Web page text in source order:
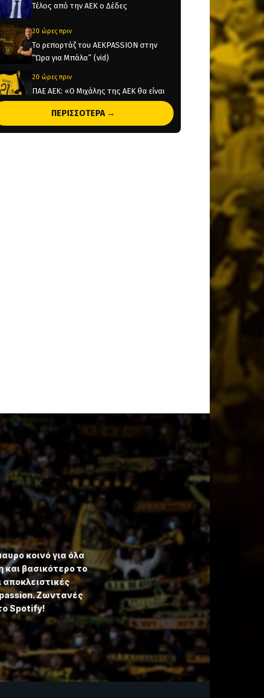
Τέλος από την ΑΕΚ ο Δέδες
20 ώρες πριν
Το ρεπορτάζ του AEKPASSION στην
“Ώρα για Μπάλα” (vid)
20 ώρες πριν
ΠΑΕ ΑΕΚ: «Ο Μιχάλης της ΑΕΚ θα είναι
πάντα εδώ!»
ΠΕΡΙΣΣΟΤΕΡΑ →
κοινό για όλα
βασικότερο το
Ζωντανές
Spotify!